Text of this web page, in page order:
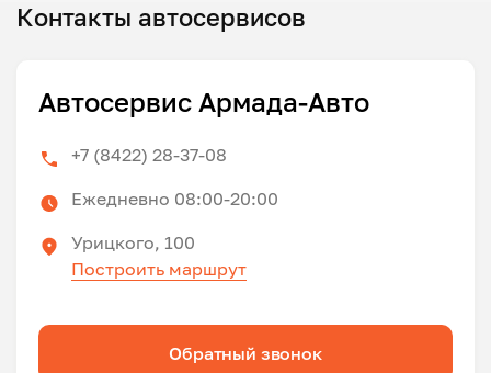
Контакты автосервисов
Автосервис Армада-Авто
+7 (8422) 28-37-08
Ежедневно 08:00-20:00
Урицкого, 100
Построить маршрут
Обратный звонок